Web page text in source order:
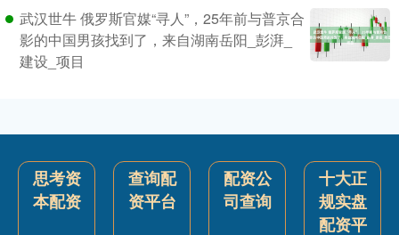
武汉世牛 俄罗斯官媒“寻人”，25年前与普京合
影的中国男孩找到了，来自湖南岳阳_彭湃_
建设_项目
思考资
本配资
查询配
资平台
配资公
司查询
十大正
规实盘
配资平